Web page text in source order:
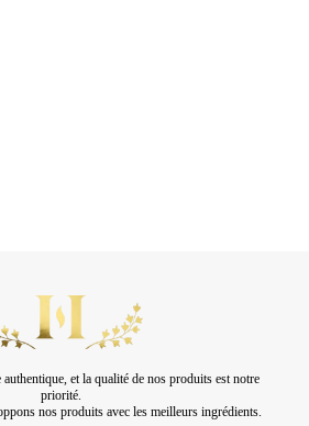
et la qualité de nos produits est notre
priorité.
nos produits avec les meilleurs ingrédients.